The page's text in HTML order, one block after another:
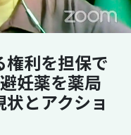
権利を担保で
避妊薬を薬局
とアクショ